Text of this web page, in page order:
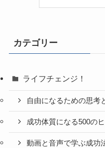
カテゴリー
ライフチェンジ！
自由になるための思考
成功体質になる500の
動画と音声で学ぶ成功